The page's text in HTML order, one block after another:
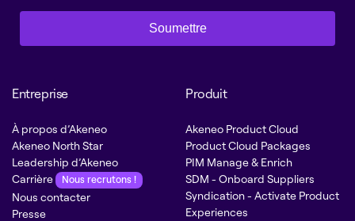
Soumettre
Entreprise
À propos d’Akeneo
Akeneo North Star
Leadership d’Akeneo
Carrière
Nous recrutons !
Nous contacter
Presse
Produit
Akeneo Product Cloud
Product Cloud Packages
PIM Manage & Enrich
SDM - Onboard Suppliers
Syndication - Activate Product
Experiences